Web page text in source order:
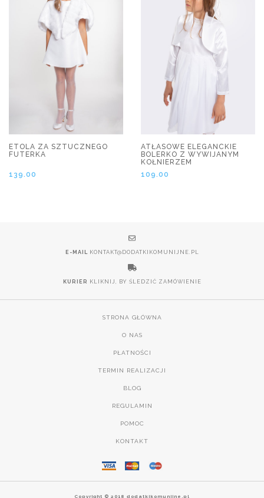
ETOLA ZA SZTUCZNEGO
FUTERKA
139.00
ATŁASOWE ELEGANCKIE
BOLERKO Z WYWIJANYM
KOŁNIERZEM
109.00
E-MAIL KONTAKT@DODATKIKOMUNIJNE.PL
KURIER KLIKNIJ, BY ŚLEDZIĆ ZAMÓWIENIE
STRONA GŁÓWNA
O NAS
PŁATNOŚCI
TERMIN REALIZACJI
BLOG
REGULAMIN
POMOC
KONTAKT
Copyright © 2018 dodatkikomunijne.pl